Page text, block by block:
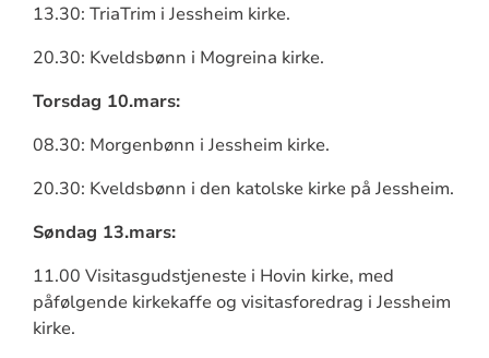
13.30: TriaTrim i Jessheim kirke.
20.30: Kveldsbønn i Mogreina kirke.
Torsdag 10.mars:
08.30: Morgenbønn i Jessheim kirke.
20.30: Kveldsbønn i den katolske kirke på Jessheim.
Søndag 13.mars:
11.00 Visitasgudstjeneste i Hovin kirke, med
påfølgende kirkekaffe og visitasforedrag i Jessheim
kirke.